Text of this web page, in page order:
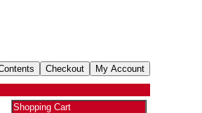
Shopping Cart